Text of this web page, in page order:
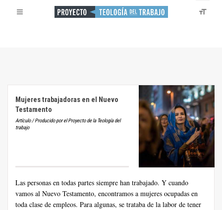
Mujeres trabajadoras en el Nuevo
Testamento
Artículo / Producido por el Proyecto de la Teología del
trabajo
Las personas en todas partes siempre han trabajado. Y cuando
vamos al Nuevo Testamento, encontramos a mujeres ocupadas en
toda clase de empleos. Para algunas, se trataba de la labor de tener